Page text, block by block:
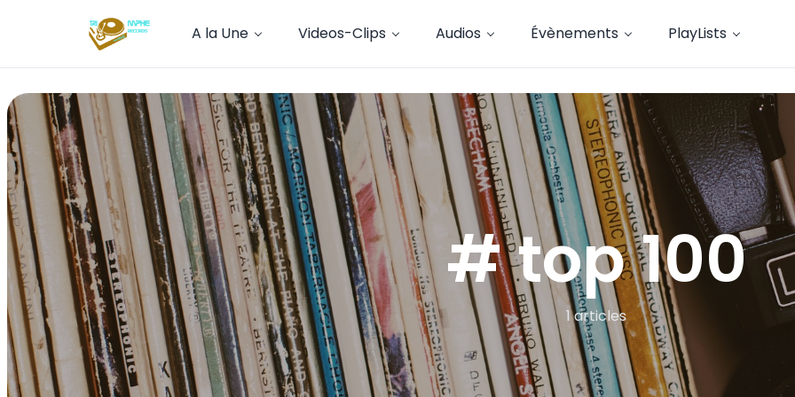
A la Une Videos-Clips Audios Évènements PlayLists
# top 100
1 articles